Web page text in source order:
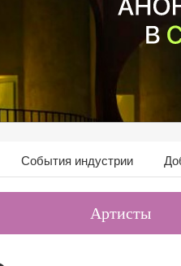
События индустрии
Артисты